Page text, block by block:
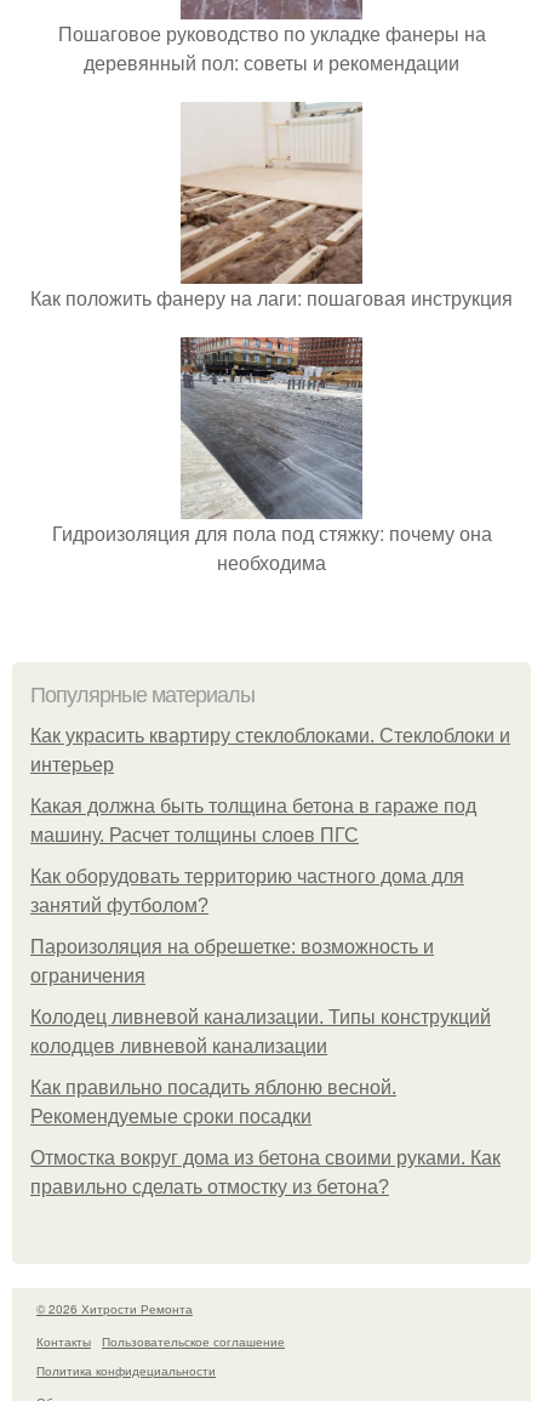
Пошаговое руководство по укладке фанеры на
деревянный пол: советы и рекомендации
Как положить фанеру на лаги: пошаговая инструкция
Гидроизоляция для пола под стяжку: почему она
необходима
Популярные материалы
Как украсить квартиру стеклоблоками. Стеклоблоки и
интерьер
Какая должна быть толщина бетона в гараже под
машину. Расчет толщины слоев ПГС
Как оборудовать территорию частного дома для
занятий футболом?
Пароизоляция на обрешетке: возможность и
ограничения
Колодец ливневой канализации. Типы конструкций
колодцев ливневой канализации
Как правильно посадить яблоню весной.
Рекомендуемые сроки посадки
Отмостка вокруг дома из бетона своими руками. Как
правильно сделать отмостку из бетона?
© 2026 Хитрости Ремонта
Контакты
Пользовательское соглашение
Политика конфидециальности